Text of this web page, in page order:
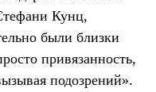
Кунц,
были близки
привязанность,
подозрений».